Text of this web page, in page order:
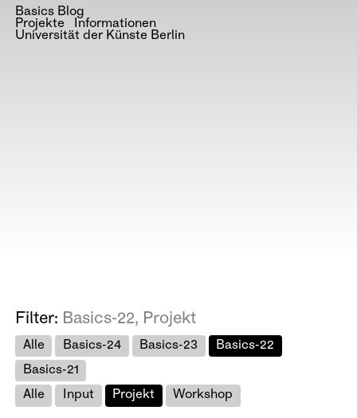
Basics Blog
Projekte
Informationen
Universität der Künste Berlin
Filter: Basics-22, Projekt
Alle Basics-24 Basics-23 Basics-22
Basics-21
Alle Input Projekt Workshop